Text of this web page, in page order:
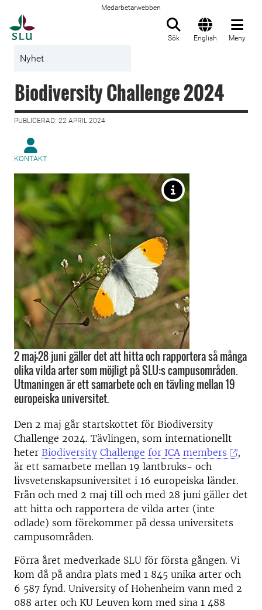
Medarbetarwebben
Sök English Meny
Nyhet
Biodiversity ­Challenge 2024
PUBLICERAD: 22 APRIL 2024
KONTAKT
2 maj–28 juni gäller det att hitta och rapportera så många
olika vilda arter som möjligt på SLU:s campusområden.
Utmaningen är ett samarbete och en tävling mellan 19
europeiska universitet.
Den 2 maj går startskottet för Biodiversity
Challenge 2024. Tävlingen, som internationellt
heter Biodiversity Challenge for ICA members
,
är ett samarbete mellan 19 lantbruks- och
livsvetenskapsuniversitet i 16 europeiska länder.
Från och med 2 maj till och med 28 juni gäller det
att hitta och rapportera de vilda arter (inte
odlade) som förekommer på dessa universitets
campusområden.
Förra året medverkade SLU för första gången. Vi
kom då på andra plats med 1 845 unika arter och
6 587 fynd. University of Hohenheim vann med 2
088 arter och KU Leuven kom med sina 1 488